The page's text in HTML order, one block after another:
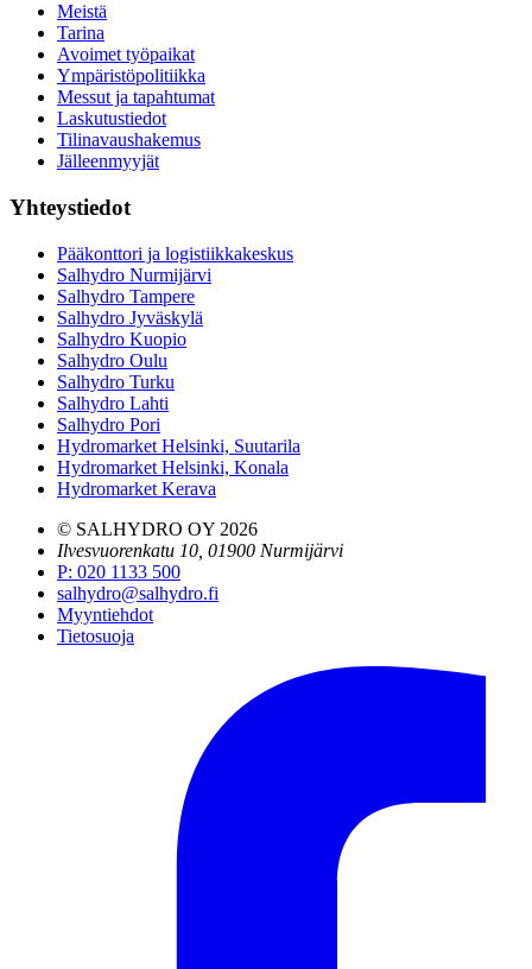
Meistä
Tarina
Avoimet työpaikat
Ympäristöpolitiikka
Messut ja tapahtumat
Laskutustiedot
Tilinavaushakemus
Jälleenmyyjät
Yhteystiedot
Pääkonttori ja logistiikkakeskus
Salhydro Nurmijärvi
Salhydro Tampere
Salhydro Jyväskylä
Salhydro Kuopio
Salhydro Oulu
Salhydro Turku
Salhydro Lahti
Salhydro Pori
Hydromarket Helsinki, Suutarila
Hydromarket Helsinki, Konala
Hydromarket Kerava
© SALHYDRO OY 2026
Ilvesvuorenkatu 10, 01900 Nurmijärvi
P: 020 1133 500
salhydro@salhydro.fi
Myyntiehdot
Tietosuoja